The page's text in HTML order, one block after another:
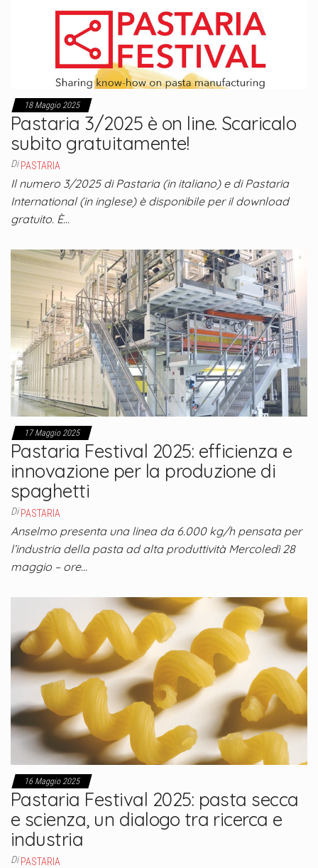
18 Maggio 2025
Pastaria 3/2025 è on line. Scaricalo
subito gratuitamente!
Di PASTARIA
Il numero 3/2025 di Pastaria (in italiano) e di Pastaria
International (in inglese) è disponibile per il download
gratuito. È…
17 Maggio 2025
Pastaria Festival 2025: efficienza e
innovazione per la produzione di
spaghetti
Di PASTARIA
Anselmo presenta una linea da 6.000 kg/h pensata per
l’industria della pasta ad alta produttività Mercoledì 28
maggio – ore…
16 Maggio 2025
Pastaria Festival 2025: pasta secca
e scienza, un dialogo tra ricerca e
industria
Di PASTARIA